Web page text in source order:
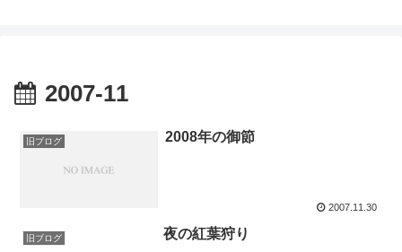
2007-11
旧ブログ 2008年の御節
2007.11.30
旧ブログ 夜の紅葉狩り